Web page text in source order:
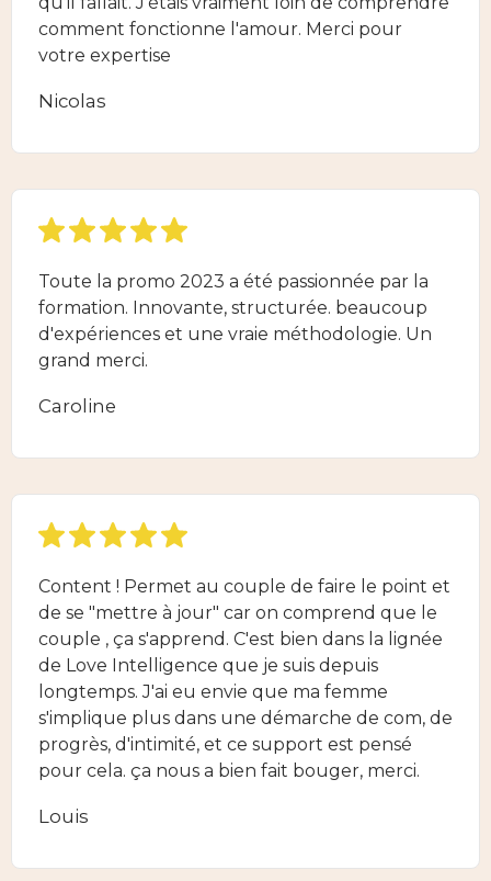
comment fonctionne l'amour. Merci pour
votre expertise
Nicolas
Toute la promo 2023 a été passionnée par la
formation. Innovante, structurée. beaucoup
d'expériences et une vraie méthodologie. Un
grand merci.
Caroline
Content ! Permet au couple de faire le point et
de se "mettre à jour" car on comprend que le
couple , ça s'apprend. C'est bien dans la lignée
de Love Intelligence que je suis depuis
longtemps. J'ai eu envie que ma femme
s'implique plus dans une démarche de com, de
progrès, d'intimité, et ce support est pensé
pour cela. ça nous a bien fait bouger, merci.
Louis